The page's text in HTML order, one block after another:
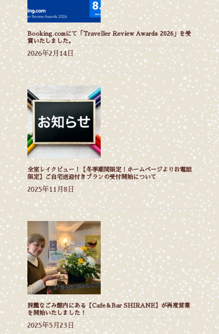
Booking.comにて「Traveller Review Awards 2026」を受
賞いたしました。
2026年2月14日
全室レイクビュー！【冬季期間限定！ホームページよりお電話
限定】ご自宅送迎付きプランの受付開始について
2025年11月8日
旅籠なごみ館内にある【Cafe＆Bar SHIRANE】が再度営業
を開始いたしました！
2025年5月23日